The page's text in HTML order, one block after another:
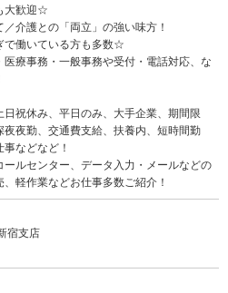
大歓迎☆
介護との「両立」の強い味方！
で働いている方も多数☆
療事務・一般事務や受付・電話対応、な
祝休み、平日のみ、大手企業、期間限
夜夜勤、交通費支給、扶養内、短時間勤
などなど！
ールセンター、データ入力・メールなどの
軽作業などお仕事多数ご紹介！
宿支店